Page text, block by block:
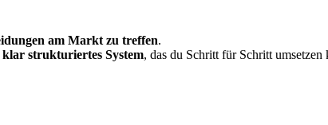
am Markt zu treffen.
klar strukturiertes System, das du Schritt für Schritt umsetzen